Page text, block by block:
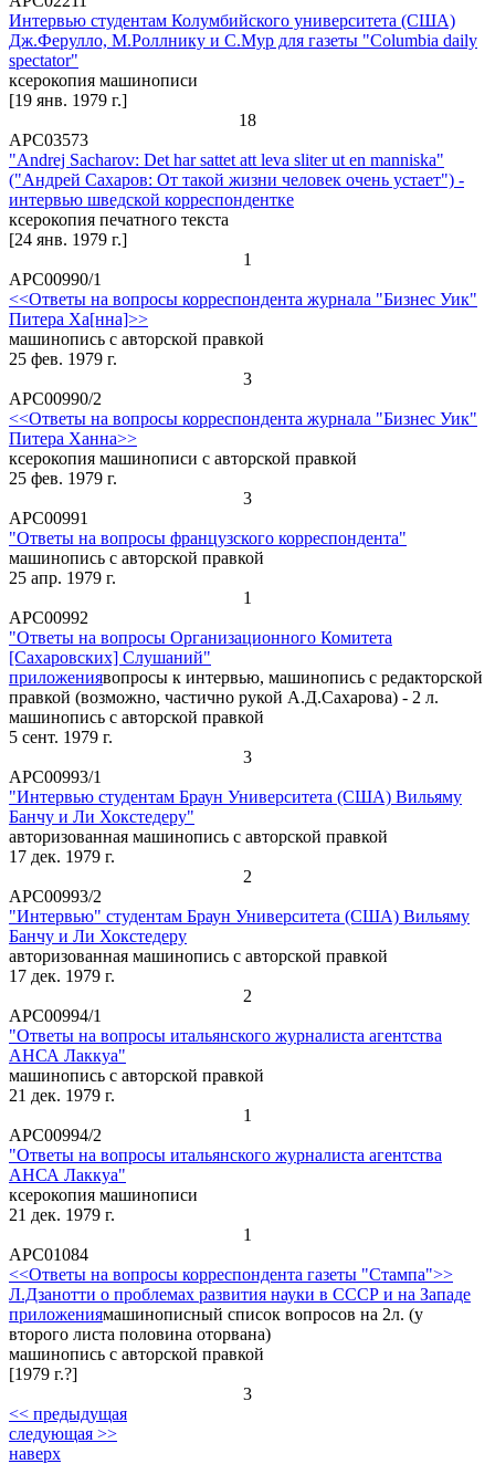
Интервью студентам Колумбийского университета (США)
Дж.Ферулло, М.Роллнику и С.Мур для газеты "Columbia daily
spectator"
ксерокопия машинописи
[19 янв. 1979 г.]
18
АРС03573
"Andrej Sacharov: Det har sattet att leva sliter ut en manniska"
("Андрей Сахаров: От такой жизни человек очень устает") -
интервью шведской корреспондентке
ксерокопия печатного текста
[24 янв. 1979 г.]
1
АРС00990/1
<<Ответы на вопросы корреспондента журнала "Бизнес Уик"
Питера Ха[нна]>>
машинопись с авторской правкой
25 фев. 1979 г.
3
АРС00990/2
<<Ответы на вопросы корреспондента журнала "Бизнес Уик"
Питера Ханна>>
ксерокопия машинописи с авторской правкой
25 фев. 1979 г.
3
АРС00991
"Ответы на вопросы французского корреспондента"
машинопись с авторской правкой
25 апр. 1979 г.
1
АРС00992
"Ответы на вопросы Организационного Комитета
[Сахаровских] Слушаний"
приложениявопросы к интервью, машинопись с редакторской
правкой (возможно, частично рукой А.Д.Сахарова) - 2 л.
машинопись с авторской правкой
5 сент. 1979 г.
3
АРС00993/1
"Интервью студентам Браун Университета (США) Вильяму
Банчу и Ли Хокстедеру"
авторизованная машинопись с авторской правкой
17 дек. 1979 г.
2
АРС00993/2
"Интервью" студентам Браун Университета (США) Вильяму
Банчу и Ли Хокстедеру
авторизованная машинопись с авторской правкой
17 дек. 1979 г.
2
АРС00994/1
"Ответы на вопросы итальянского журналиста агентства
АНСА Лаккуа"
машинопись с авторской правкой
21 дек. 1979 г.
1
АРС00994/2
"Ответы на вопросы итальянского журналиста агентства
АНСА Лаккуа"
ксерокопия машинописи
21 дек. 1979 г.
1
АРС01084
<<Ответы на вопросы корреспондента газеты "Стампа">>
Л.Дзанотти о проблемах развития науки в СССР и на Западе
приложениямашинописный список вопросов на 2л. (у
второго листа половина оторвана)
машинопись с авторской правкой
[1979 г.?]
3
<< предыдущая
следующая >>
наверх